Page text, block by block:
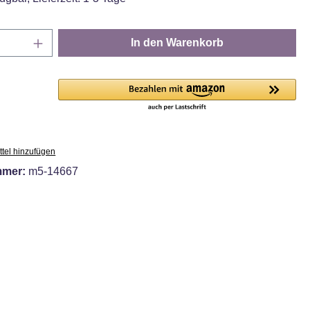
Gib den gewünschten Wert ein
In den Warenkorb
hinzufügen
m5-14667